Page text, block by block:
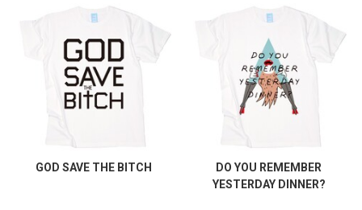
GOD SAVE THE BITCH
DO YOU REMEMBER
YESTERDAY DINNER?